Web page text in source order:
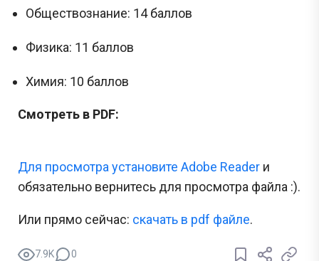
Обществознание: 14 баллов
Физика: 11 баллов
Химия: 10 баллов
Смотреть в PDF:
Для просмотра установите Adobe Reader и
обязательно вернитесь для просмотра файла :).
Или прямо сейчас: cкачать в pdf файле.
7.9K 0